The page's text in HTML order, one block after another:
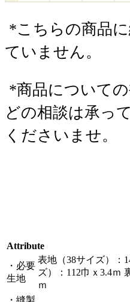
*こちらの商品
ていません。
*商品について
どの相談は承っ
くださいませ。
Attribute
・必要
生地
表地（38サイズ）：
ズ）：112巾ｘ3.4ｍ
ｍ
・縫製